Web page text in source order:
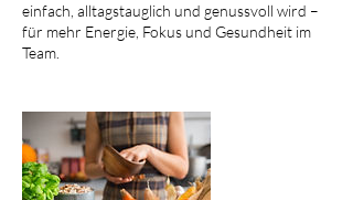
einfach, alltagstauglich und genussvoll wird –
für mehr Energie, Fokus und Gesundheit im
Team.